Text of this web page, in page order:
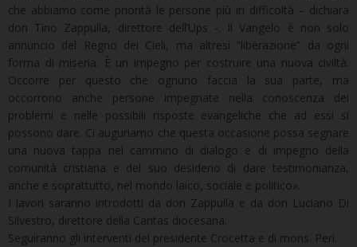
che abbiamo come priorità le persone più in difficoltà – dichiara
don Tino Zappulla, direttore dell’Ups -. Il Vangelo è non solo
annuncio del Regno dei Cieli, ma altresì “liberazione” da ogni
forma di miseria. È un impegno per costruire una nuova civiltà.
Occorre per questo che ognuno faccia la sua parte, ma
occorrono anche persone impegnate nella conoscenza dei
problemi e nelle possibili risposte evangeliche che ad essi si
possono dare. Ci auguriamo che questa occasione possa segnare
una nuova tappa nel cammino di dialogo e di impegno della
comunità cristiana e del suo desiderio di dare testimonianza,
anche e soprattutto, nel mondo laico, sociale e politico».
I lavori saranno introdotti da don Zappulla e da don Luciano Di
Silvestro, direttore della Caritas diocesana.
Seguiranno gli interventi del presidente Crocetta e di mons. Peri.